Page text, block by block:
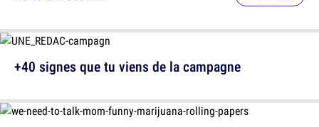
+40 signes que tu viens de la campagne